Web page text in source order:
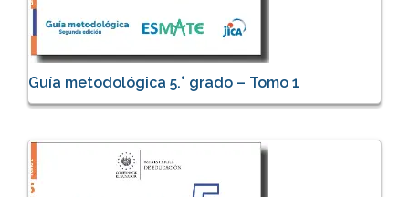
Guía metodológica 5.° grado – Tomo 1